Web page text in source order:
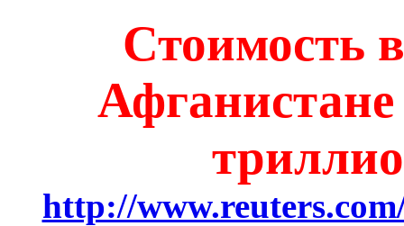
Стоимость
http://